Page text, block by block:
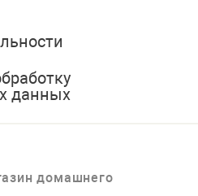
данных
домашнего